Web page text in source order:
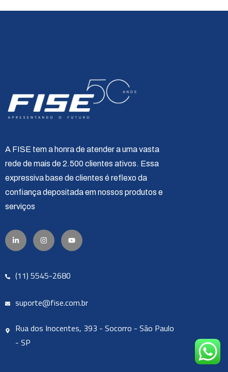
A FISE tem a honra de atender a uma vasta
rede de mais de 2.500 clientes ativos. Essa
expressiva base de clientes é reflexo da
confiança depositada em nossos produtos e
serviços
(11) 5545-2680
suporte@fise.com.br
Rua dos Inocentes, 393 - Socorro - São Paulo
- SP